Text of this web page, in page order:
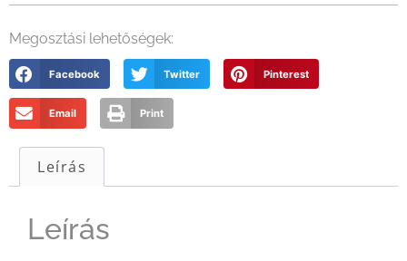
Megosztási lehetőségek:
Facebook Twitter Pinterest
Email Print
Leírás
Leírás